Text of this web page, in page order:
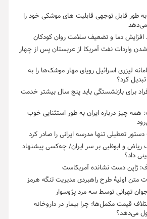
به طور قابل توجهی قابلیت های موشکی خود را
افزایش دما و تضعیف سلامت روان کودکان
واردات نفت آمریکا از عربستان پس از چهار
لیزری اسرائیل رویای مهار موشک‌ها را به
کرد؟
برای بازنشستگی باید پنج سال بیشتر خدمت
همه چیز درباره ایران به طور استثنایی خوب
تعطیلی تنها مدرسه ایرانی را صادر کرد
و ابوظبی بر سر ایران/ چه‌کسی پیشنهاد
داد؟
ژاپن دست نشانده آمریکاست
متن اولیۀ طرح راهبردی مدیریت تنگه هرمز
تهرانی توسط سه مرد پژوسوار
قیمت مکمل‌ها؛ چرا بیمار در داروخانه
می‌دهد؟